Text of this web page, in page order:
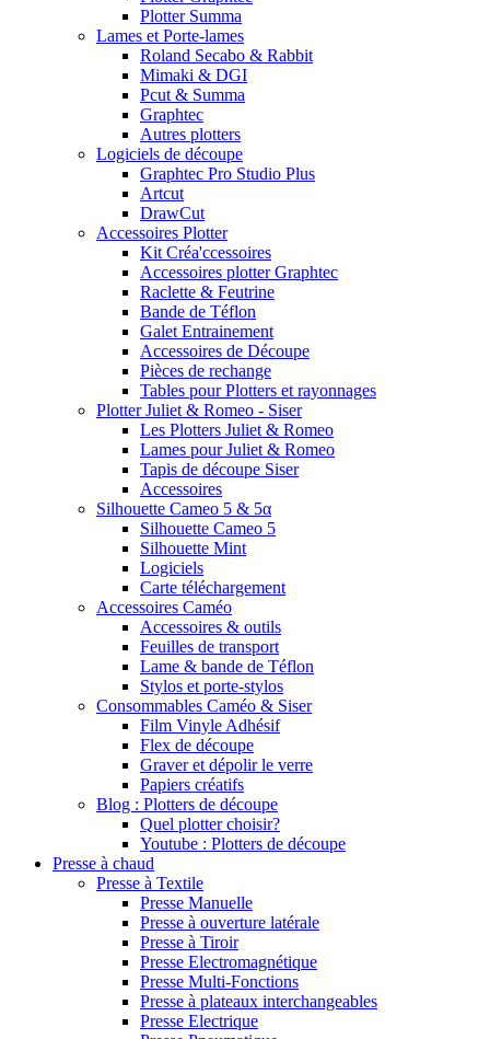
Plotter Summa
Lames et Porte-lames
Roland Secabo & Rabbit
Mimaki & DGI
Pcut & Summa
Graphtec
Autres plotters
Logiciels de découpe
Graphtec Pro Studio Plus
Artcut
DrawCut
Accessoires Plotter
Kit Créa'ccessoires
Accessoires plotter Graphtec
Raclette & Feutrine
Bande de Téflon
Galet Entrainement
Accessoires de Découpe
Pièces de rechange
Tables pour Plotters et rayonnages
Plotter Juliet & Romeo - Siser
Les Plotters Juliet & Romeo
Lames pour Juliet & Romeo
Tapis de découpe Siser
Accessoires
Silhouette Cameo 5 & 5α
Silhouette Cameo 5
Silhouette Mint
Logiciels
Carte téléchargement
Accessoires Caméo
Accessoires & outils
Feuilles de transport
Lame & bande de Téflon
Stylos et porte-stylos
Consommables Caméo & Siser
Film Vinyle Adhésif
Flex de découpe
Graver et dépolir le verre
Papiers créatifs
Blog : Plotters de découpe
Quel plotter choisir?
Youtube : Plotters de découpe
Presse à chaud
Presse à Textile
Presse Manuelle
Presse à ouverture latérale
Presse à Tiroir
Presse Electromagnétique
Presse Multi-Fonctions
Presse à plateaux interchangeables
Presse Electrique